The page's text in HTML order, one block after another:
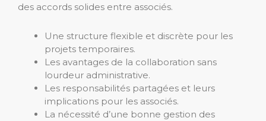
des accords solides entre associés.
Une structure flexible et discrète pour les
projets temporaires.
Les avantages de la collaboration sans
lourdeur administrative.
Les responsabilités partagées et leurs
implications pour les associés.
La nécessité d’une bonne gestion des